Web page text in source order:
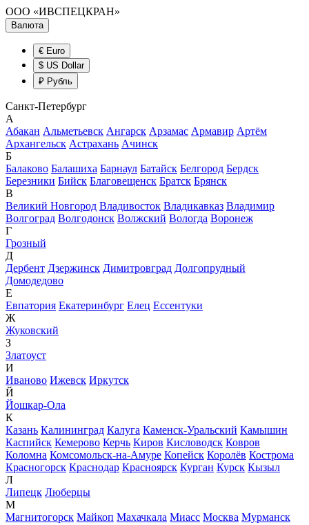
ООО «ИВСПЕЦКРАН»
Валюта
€ Euro
$ US Dollar
₽ Рубль
Санкт-Петербург
А
Абакан Альметьевск Ангарск Арзамас Армавир Артём
Архангельск Астрахань Ачинск
Б
Балаково Балашиха Барнаул Батайск Белгород Бердск
Березники Бийск Благовещенск Братск Брянск
В
Великий Новгород Владивосток Владикавказ Владимир
Волгоград Волгодонск Волжский Вологда Воронеж
Г
Грозный
Д
Дербент Дзержинск Димитровград Долгопрудный
Домодедово
Е
Евпатория Екатеринбург Елец Ессентуки
Ж
Жуковский
З
Златоуст
И
Иваново Ижевск Иркутск
Й
Йошкар-Ола
К
Казань Калининград Калуга Каменск-Уральский Камышин
Каспийск Кемерово Керчь Киров Кисловодск Ковров
Коломна Комсомольск-на-Амуре Копейск Королёв Кострома
Красногорск Краснодар Красноярск Курган Курск Кызыл
Л
Липецк Люберцы
М
Магнитогорск Майкоп Махачкала Миасс Москва Мурманск